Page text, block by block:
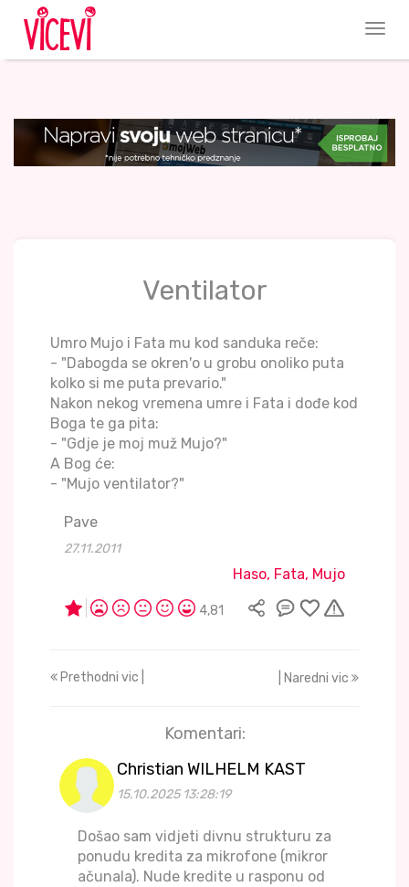
Ventilator
Umro Mujo i Fata mu kod sanduka reče:
- "Dabogda se okren'o u grobu onoliko puta
kolko si me puta prevario."
Nakon nekog vremena umre i Fata i dođe kod
Boga te ga pita:
- "Gdje je moj muž Mujo?"
A Bog će:
- "Mujo ventilator?"
Pave
27.11.2011
Haso, Fata, Mujo
4,81
Prethodni vic | | Naredni vic
Komentari:
Christian WILHELM KAST
15.10.2025 13:28:19
Došao sam vidjeti divnu strukturu za
ponudu kredita za mikrofone (mikror
ačunala). Nude kredite u rasponu od